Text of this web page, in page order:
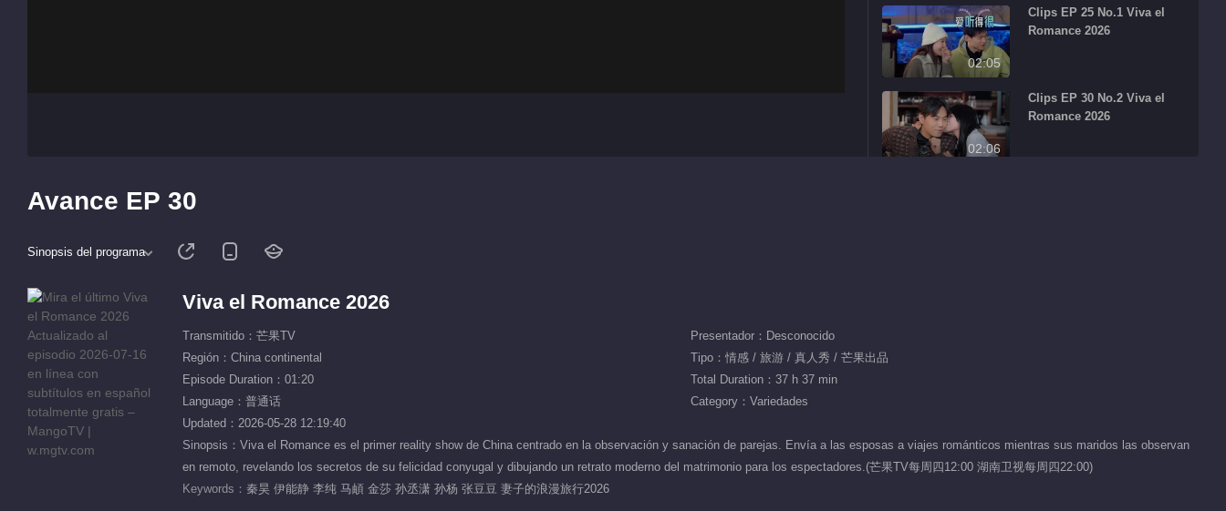
02:05
Clips EP 25 No.1 Viva el
Romance 2026
02:06
Clips EP 30 No.2 Viva el
Romance 2026
Más popular
Avance EP 30
Sinopsis del programa
Viva el Romance 2026
Transmitido：芒果TV
Presentador：Desconocido
Región：China continental
Tipo：情感 / 旅游 / 真人秀 / 芒果出品
Episode Duration：01:20
Total Duration：37 h 37 min
Language：普通话
Category：Variedades
Updated：2026-05-28 12:19:40
Sinopsis：Viva el Romance es el primer reality show de China centrado en la observación y sanación de parejas. Envía a las esposas a viajes románticos mientras sus maridos las observan
en remoto, revelando los secretos de su felicidad conyugal y dibujando un retrato moderno del matrimonio para los espectadores.(芒果TV每周四12:00 湖南卫视每周四22:00)
Keywords： 秦昊 伊能静 李纯 马頔 金莎 孙丞潇 孙杨 张豆豆 妻子的浪漫旅行2026